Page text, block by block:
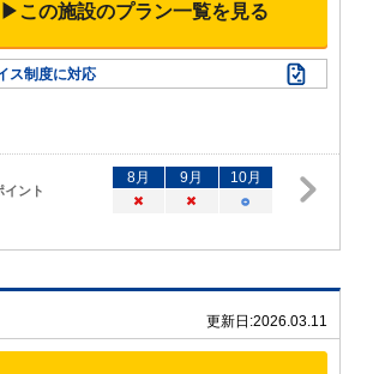
▶この施設のプラン一覧を見る
ス制度に対応
イント
8月 9月 10月
×
× ○
更新日:2026.03.11